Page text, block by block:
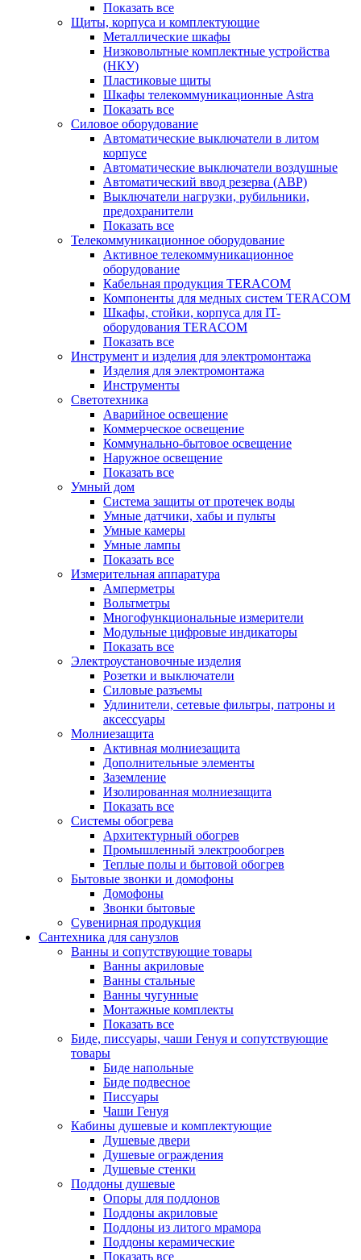
Показать все
Щиты, корпуса и комплектующие
Металлические шкафы
Низковольтные комплектные устройства
(НКУ)
Пластиковые щиты
Шкафы телекоммуникационные Astra
Показать все
Силовое оборудование
Автоматические выключатели в литом
корпусе
Автоматические выключатели воздушные
Автоматический ввод резерва (АВР)
Выключатели нагрузки, рубильники,
предохранители
Показать все
Телекоммуникационное оборудование
Активное телекоммуникационное
оборудование
Кабельная продукция TERACOM
Компоненты для медных систем TERACOM
Шкафы, стойки, корпуса для IT-
оборудования TERACOM
Показать все
Инструмент и изделия для электромонтажа
Изделия для электромонтажа
Инструменты
Светотехника
Аварийное освещение
Коммерческое освещение
Коммунально-бытовое освещение
Наружное освещение
Показать все
Умный дом
Система защиты от протечек воды
Умные датчики, хабы и пульты
Умные камеры
Умные лампы
Показать все
Измерительная аппаратура
Амперметры
Вольтметры
Многофункциональные измерители
Модульные цифровые индикаторы
Показать все
Электроустановочные изделия
Розетки и выключатели
Силовые разъемы
Удлинители, сетевые фильтры, патроны и
аксессуары
Молниезащита
Активная молниезащита
Дополнительные элементы
Заземление
Изолированная молниезащита
Показать все
Системы обогрева
Архитектурный обогрев
Промышленный электрообогрев
Теплые полы и бытовой обогрев
Бытовые звонки и домофоны
Домофоны
Звонки бытовые
Сувенирная продукция
Сантехника для санузлов
Ванны и сопутствующие товары
Ванны акриловые
Ванны стальные
Ванны чугунные
Монтажные комплекты
Показать все
Биде, писсуары, чаши Генуя и сопутствующие
товары
Биде напольные
Биде подвесное
Писсуары
Чаши Генуя
Кабины душевые и комплектующие
Душевые двери
Душевые ограждения
Душевые стенки
Поддоны душевые
Опоры для поддонов
Поддоны акриловые
Поддоны из литого мрамора
Поддоны керамические
Показать все